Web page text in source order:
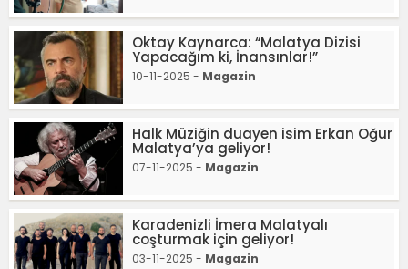
Oktay Kaynarca: “Malatya Dizisi
Yapacağım ki, İnansınlar!”
10-11-2025 - Magazin
Halk Müziğin duayen isim Erkan Oğur
Malatya’ya geliyor!
07-11-2025 - Magazin
Karadenizli İmera Malatyalı
coşturmak için geliyor!
03-11-2025 - Magazin